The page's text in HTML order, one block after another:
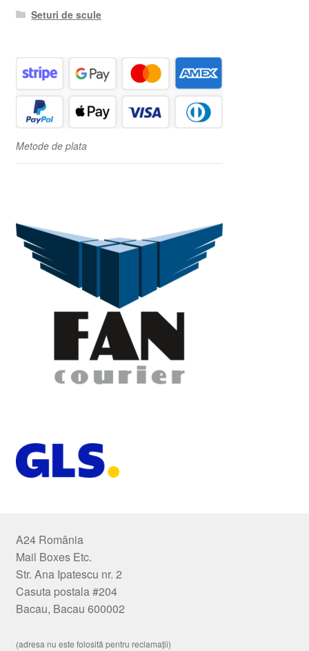
Seturi de scule
Metode de plata
A24 România
Mail Boxes Etc.
Str. Ana Ipatescu nr. 2
Casuta postala #204
Bacau, Bacau 600002
(adresa nu este folosită pentru reclamații)